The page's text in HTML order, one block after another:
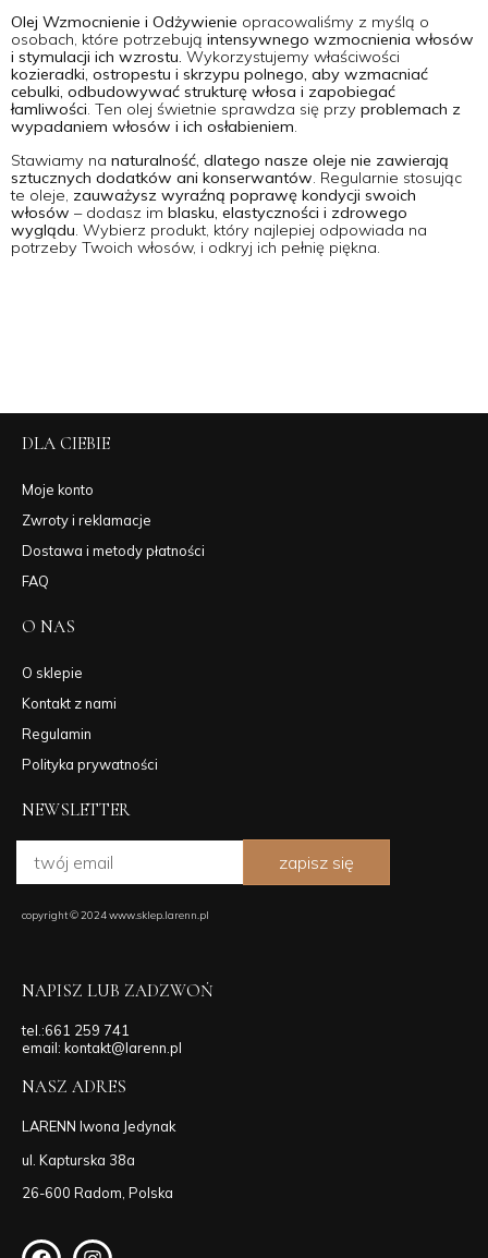
Olej Wzmocnienie i Odżywienie opracowaliśmy z myślą o
osobach, które potrzebują intensywnego wzmocnienia włosów
i stymulacji ich wzrostu. Wykorzystujemy właściwości
kozieradki, ostropestu i skrzypu polnego, aby wzmacniać
cebulki, odbudowywać strukturę włosa i zapobiegać
łamliwości. Ten olej świetnie sprawdza się przy problemach z
wypadaniem włosów i ich osłabieniem.
Stawiamy na naturalność, dlatego nasze oleje nie zawierają
sztucznych dodatków ani konserwantów. Regularnie stosując
te oleje, zauważysz wyraźną poprawę kondycji swoich
włosów – dodasz im blasku, elastyczności i zdrowego
wyglądu. Wybierz produkt, który najlepiej odpowiada na
potrzeby Twoich włosów, i odkryj ich pełnię piękna.
DLA CIEBIE
Moje konto
Zwroty i reklamacje
Dostawa i metody płatności
FAQ
O NAS
O sklepie
Kontakt z nami
Regulamin
Polityka prywatności
NEWSLETTER
zapisz się
copyright © 2024 www.sklep.larenn.pl
NAPISZ LUB ZADZWOŃ
tel.:661 259 741
email: kontakt@larenn.pl
NASZ ADRES
LARENN Iwona Jedynak
ul. Kapturska 38a
26-600 Radom, Polska